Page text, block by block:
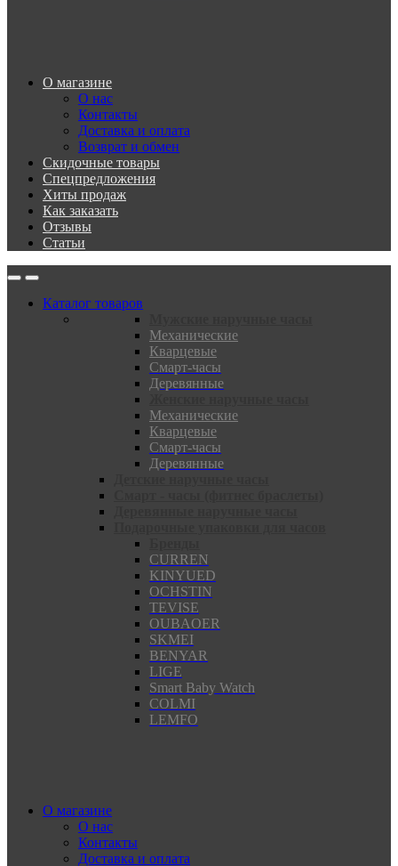
О магазине
О нас
Контакты
Доставка и оплата
Возврат и обмен
Скидочные товары
Спецпредложения
Хиты продаж
Как заказать
Отзывы
Статьи
Каталог товаров
Механические
Кварцевые
Смарт-часы
Деревянные
Механические
Кварцевые
Смарт-часы
Деревянные
CURREN
KINYUED
OCHSTIN
TEVISE
OUBAOER
SKMEI
BENYAR
LIGE
Smart Baby Watch
COLMI
LEMFO
О магазине
О нас
Контакты
Доставка и оплата